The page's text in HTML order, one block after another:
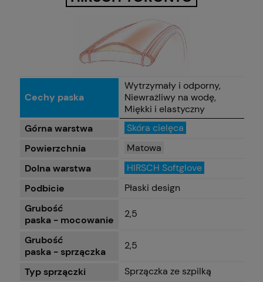
Cechy paska
Wytrzymały i odporny,
Niewrażliwy na wodę,
Miękki i elastyczny
Górna warstwa
Skóra cielęca
Powierzchnia
Matowa
Dolna warstwa
HIRSCH Softglove
Podbicie
Płaski design
Grubość
paska - mocowanie
2,5
Grubość
paska - sprzączka
2,5
Typ sprzączki Sprzączka ze szpilką